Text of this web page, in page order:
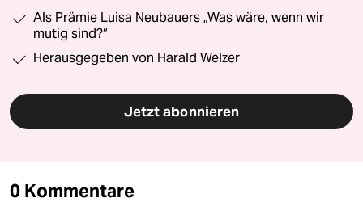
Als Prämie Luisa Neubauers „Was wäre, wenn wir
mutig sind?“
Herausgegeben von Harald Welzer
Jetzt abonnieren
0 Kommentare